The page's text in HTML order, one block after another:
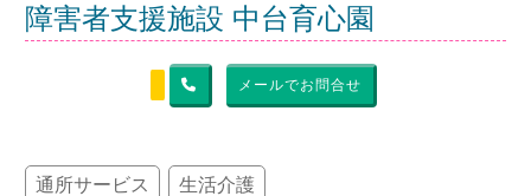
障害者支援施設 中台育心園
メールでお問合せ
通所サービス 生活介護